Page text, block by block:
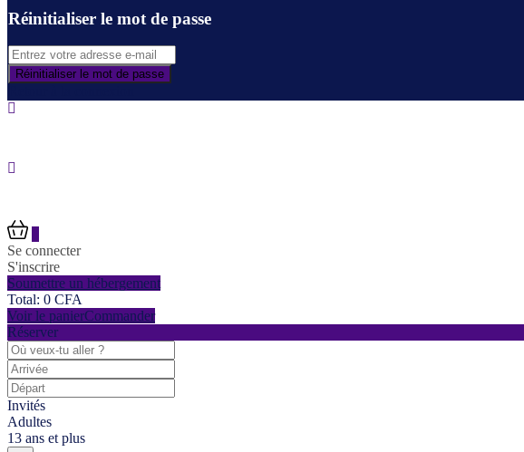
Réinitialiser le mot de passe
Réinitialiser le mot de passe
Se connecter
S'inscrire
Soumettre un hébergement
Total: 0 CFA
Voir le panierCommander
Réserver
Invités
Adultes
13 ans et plus